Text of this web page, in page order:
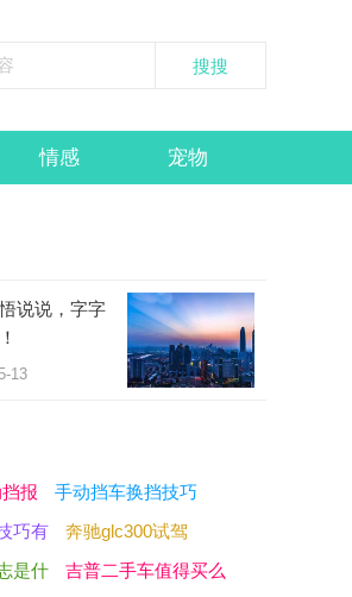
情感 宠物
说说，字字
13
报
手动挡车换挡技巧
巧有
奔驰glc300试驾
是什
吉普二手车值得买么